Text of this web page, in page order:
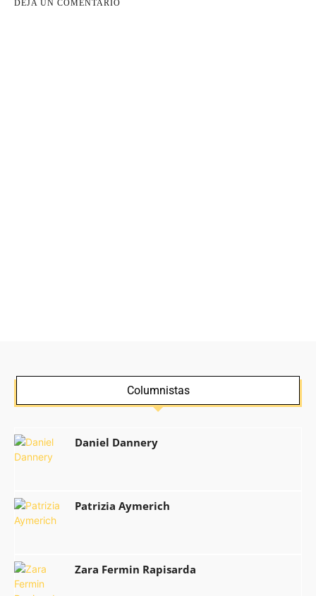
DEJA UN COMENTARIO
Columnistas
Daniel Dannery
Patrizia Aymerich
Zara Fermin Rapisarda